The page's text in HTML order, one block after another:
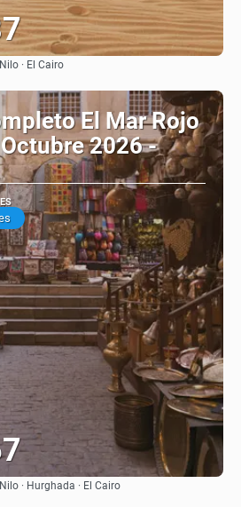
· El Cairo
El Mar Rojo
2026 -
Ver
· Hurghada · El Cairo